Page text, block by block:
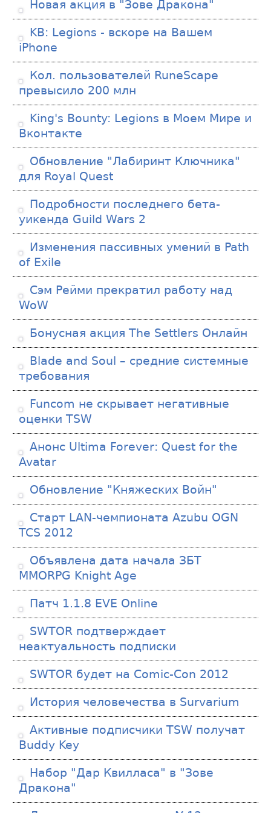
Новая акция в "Зове Дракона"
KB: Legions - вскоре на Вашем
iPhone
Кол. пользователей RuneScape
превысило 200 млн
King's Bounty: Legions в Моем Мире и
Вконтакте
Обновление "Лабиринт Ключника"
для Royal Quest
Подробности последнего бета-
уикенда Guild Wars 2
Изменения пассивных умений в Path
of Exile
Сэм Рейми прекратил работу над
WoW
Бонусная акция The Settlers Онлайн
Blade and Soul – средние системные
требования
Funcom не скрывает негативные
оценки TSW
Анонс Ultima Forever: Quest for the
Avatar
Обновление "Княжеских Войн"
Старт LAN-чемпионата Azubu OGN
TCS 2012
Объявлена дата начала ЗБТ
MMORPG Knight Age
Патч 1.1.8 EVE Online
SWTOR подтверждает
неактуальность подписки
SWTOR будет на Comic-Con 2012
История человечества в Survarium
Активные подписчики TSW получат
Buddy Key
Набор "Дар Квилласа" в "Зове
Дракона"